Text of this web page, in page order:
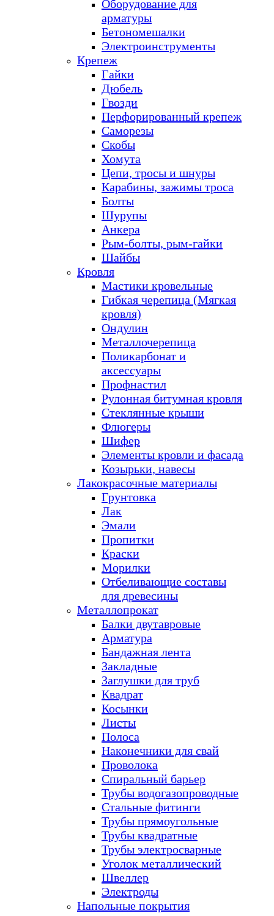
Оборудование для
арматуры
Бетономешалки
Электроинструменты
Крепеж
Гайки
Дюбель
Гвозди
Перфорированный крепеж
Саморезы
Скобы
Хомута
Цепи, тросы и шнуры
Карабины, зажимы троса
Болты
Шурупы
Анкера
Рым-болты, рым-гайки
Шайбы
Кровля
Мастики кровельные
Гибкая черепица (Мягкая
кровля)
Ондулин
Металлочерепица
Поликарбонат и
аксессуары
Профнастил
Рулонная битумная кровля
Стеклянные крыши
Флюгеры
Шифер
Элементы кровли и фасада
Козырьки, навесы
Лакокрасочные материалы
Грунтовка
Лак
Эмали
Пропитки
Краски
Морилки
Отбеливающие составы
для древесины
Металлопрокат
Балки двутавровые
Арматура
Бандажная лента
Закладные
Заглушки для труб
Квадрат
Косынки
Листы
Полоса
Наконечники для свай
Проволока
Спиральный барьер
Трубы водогазопроводные
Стальные фитинги
Трубы прямоугольные
Трубы квадратные
Трубы электросварные
Уголок металлический
Швеллер
Электроды
Напольные покрытия